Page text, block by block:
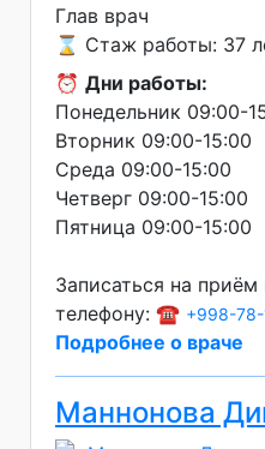
Глав врач
⌛ Стаж работы: 37
⏰ Дни работы:
Понедельник 09:00-
Вторник 09:00-15:00
Среда 09:00-15:00
Четверг 09:00-15:00
Пятница 09:00-15:00
Записаться на
телефону: ☎️ +998-
Подробнее о враче
Маннонова